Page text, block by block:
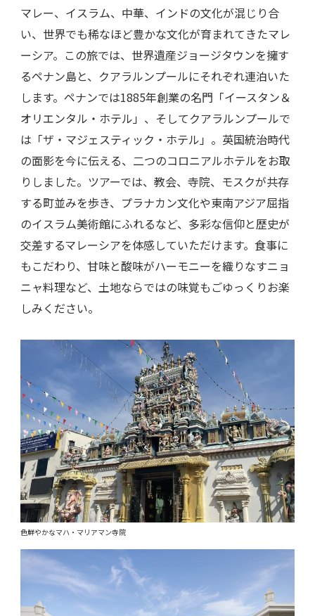
マレー、イスラム、中華、インドの文化が混じり合
い、世界でも稀なほど豊かな文化が育まれてきたマレ
ーシア。この旅では、世界遺産ジョージタウンを擁す
るペナン島と、クアラルンプールにそれぞれ連泊いた
します。ペナンでは1885年創業の名門「イースタン＆
オリエンタル・ホテル」、そしてクアラルンプールで
は「ザ・マジェスティック・ホテル」。英国統治時代
の面影を今に伝える、二つのコロニアルホテルをお取
りしました。ツアーでは、教会、寺院、モスクが共存
する町並みを歩き、プラナカン文化や東南アジア屈指
のイスラム美術館にふれるなど、多彩な信仰と歴史が
交差するマレーシアを体感していただけます。食事に
もこだわり、甘味と酸味がハーモニーを織りなすニョ
ニャ料理など、土地ならではの味覚もごゆっくりお楽
しみください。
色鮮やかなマハ・マリアマン寺院